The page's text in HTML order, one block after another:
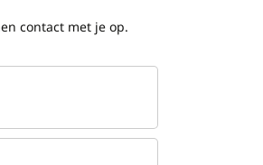
contact met je op.